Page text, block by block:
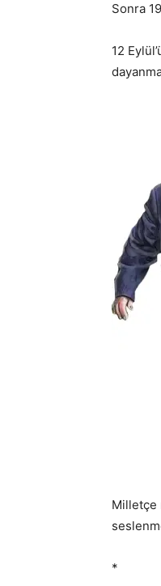
Sonra
12
Milletçe
*